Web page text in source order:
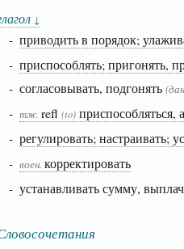
↓
- приводить в порядок;
- приспособлять; пригонять,
- согласовывать, подгонять
- тж. refl (to) приспособляться,
- регулировать; настраивать;
- воен. корректировать
- устанавливать сумму,